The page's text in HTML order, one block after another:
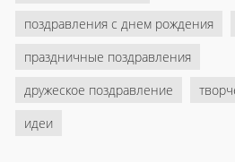
поздравления с днем рождения
праздничные поздравления
дружеское поздравление
идеи